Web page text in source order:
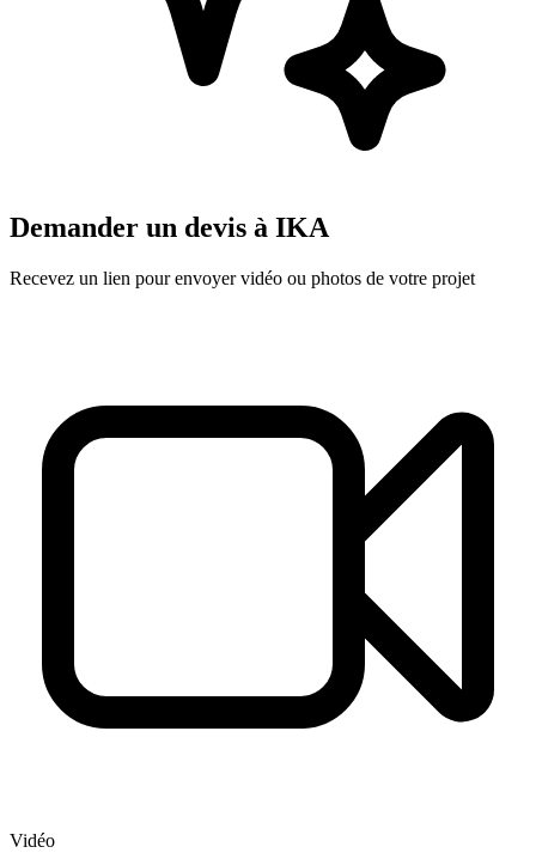
Demander un devis à IKA
Recevez un lien pour envoyer vidéo ou photos de votre projet
Vidéo